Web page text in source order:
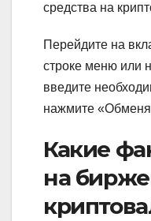
средства на
Перейдите на
строке меню или
введите
нажмите
Какие
на